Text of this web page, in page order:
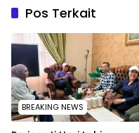
Pos Terkait
BREAKING NEWS